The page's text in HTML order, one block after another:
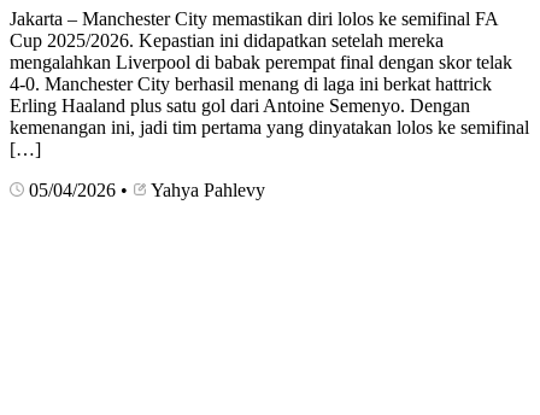
Jakarta – Manchester City memastikan diri lolos ke semifinal FA
Cup 2025/2026. Kepastian ini didapatkan setelah mereka
mengalahkan Liverpool di babak perempat final dengan skor telak
4-0. Manchester City berhasil menang di laga ini berkat hattrick
Erling Haaland plus satu gol dari Antoine Semenyo. Dengan
kemenangan ini, jadi tim pertama yang dinyatakan lolos ke semifinal
[…]
05/04/2026 • Yahya Pahlevy